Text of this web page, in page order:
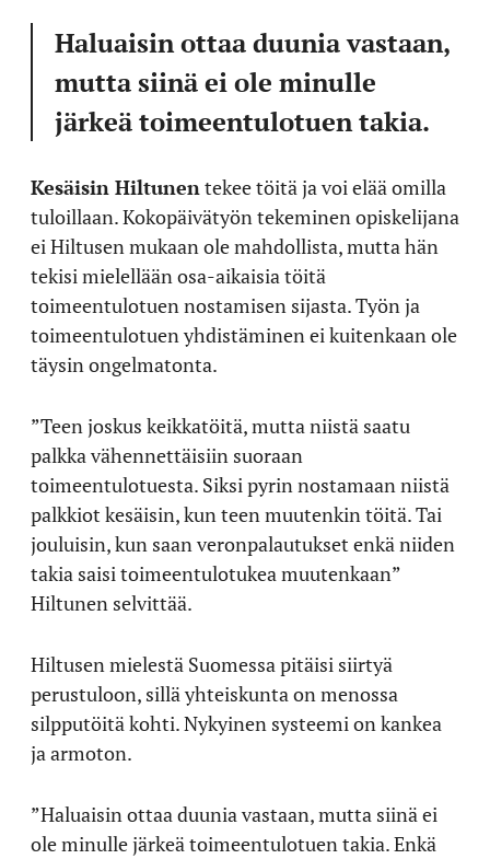
Haluaisin ottaa duunia vastaan,
mutta siinä ei ole minulle
järkeä toimeentulotuen takia.
Kesäisin Hiltunentekee töitä ja voi elää omilla
tuloillaan. Kokopäivätyön tekeminen opiskelijana
ei Hiltusen mukaan ole mahdollista, mutta hän
tekisi mielellään osa-aikaisia töitä
toimeentulotuen nostamisen sijasta. Työn ja
toimeentulotuen yhdistäminen ei kuitenkaan ole
täysin ongelmatonta.
”Teen joskus keikkatöitä, mutta niistä saatu
palkka vähennettäisiin suoraan
toimeentulotuesta. Siksi pyrin nostamaan niistä
palkkiot kesäisin, kun teen muutenkin töitä. Tai
jouluisin, kun saan veronpalautukset enkä niiden
takia saisi toimeentulotukea muutenkaan”
Hiltunen selvittää.
Hiltusen mielestä Suomessa pitäisi siirtyä
perustuloon, sillä yhteiskunta on menossa
silpputöitä kohti. Nykyinen systeemi on kankea
ja armoton.
”Haluaisin ottaa duunia vastaan, mutta siinä ei
ole minulle järkeä toimeentulotuen takia. Enkä